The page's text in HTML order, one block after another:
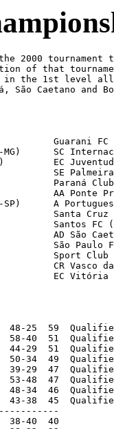
[Luiz Mário 29', Rodrigo Mendes 77'; Lúcio Flávio 21']
Santa Cruz     0-4  Botafogo-RJ
  [Rodrigo Almeida 3', 50', Cláudio 51', 82']
Vitória        1-1  Santos
  [Marcos 56'; Robert 4']
São Caetano    2-0  Sport
  [Magrão 41', Wágner 52']
Goiás          2-0  Flamengo
  [Gauchinho 22', Índio 50']

Round 3
[Aug 8]
Juventude      0-0  Palmeiras
Coritiba       1-0  Vasco da Gama
  [Diego Rincón 84']
Vitória        2-1  São Paulo
  [Allann Delon 25', Dudu 31'; Kaká 90+2']
Corinthians    3-2  Botafogo-SP
  [Paulo Nunes 39', Deivid 67', Ricardinho 87'p; Marcos Denner 43', Anderson 50']
Cruzeiro       0-0  Ponte Preta
Grêmio         0-0  Goiás
Santa Cruz     1-2  Internacional
  [Luizinho Vieira 27'; Carlinhos 72', Luís Cláudio 82']
Flamengo       0-1  Paraná
  [Lúcio Flávio 71']
Gama           1-1  Santos
  [Lindomar 54'; Renato 11']
São Caetano    0-0  Atlético-PR
[Aug 9]
Botafogo-RJ    3-2  Bahia
  [Rodrigo Almeida 11', 55', Taílson 68'; Preto 44', Nonato 62']
Guarani        1-1  Fluminense
  [Fernando Fumagalli 65'p; Roger Flores 31']
Portuguesa     2-1  Sport
  [Sílvio Criciúma 10', Ricardo Oliveira 69'; Audrovani 18']
América        0-1  Atlético-MG
  [Marques 37']

Round 4
[Aug 11]
Vasco da Gama  1-1  Juventude
  [Dedé 67'; William 83'og]
São Paulo      3-1  Santa Cruz
  [Kaká 5', Júlio Baptista 70', França 84'; Andreoli 77']
Atlético-PR    4-0  Flamengo
  [Gustavo 1', Alex Mineiro 37', Kléber 66', Rodrigo 84']
Botafogo-SP    1-4  Cruzeiro
  [Alan 41'; Ricardinho 13', Oséas 35', Neném 56', Edmundo 84']
[Aug 12]
Paraná         3-1  Corinthians
  [Lúcio Flávio 15', Márcio 27', Marquinhos 76'og; Fabinho 42']
Ponte Preta    3-1  Botafogo-RJ
  [Washington Cerqueira 16', Leonardo 71'og, Alex 90'; Denis 80']
Fluminense     1-1  Vitória
  [Yan 12'; Váldson 85']
Atlético-MG    3-0  Guarani
  [Gilberto Silva 13', Ramón Menezes 24', Marques 41']
Internacional  2-0  Gama
  [Luís Cláudio 49', 76']
Sport          2-1  Grêmio
  [Marcelo Passos 20', 66'p; Luiz Mário 67']
Bahia          2-1  Portuguesa
  [Nonato 12', Jean 85'; Lúcio 41']
Goiás          0-0  São Caetano
Santos         2-0  Coritiba
  [Robert 15'p, 66']
Palmeiras      3-1  América
  [Pedrinho 14', Fábio Júnior 86', Lopes 88'; Fabrício 17']

Round 5
[Aug 15]
Flamengo       2-1  Sport
  [Beto 15', Reinaldo Oliveira 42'; Edu Manga 45']
Corinthians    0-0